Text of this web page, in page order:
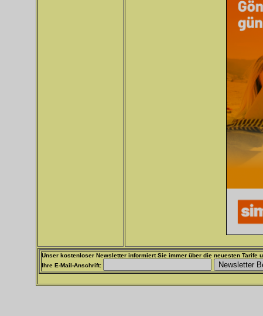
Unser kostenloser Newsletter informiert Sie immer über die neuesten Tarife
Ihre E-Mail-Anschrift: